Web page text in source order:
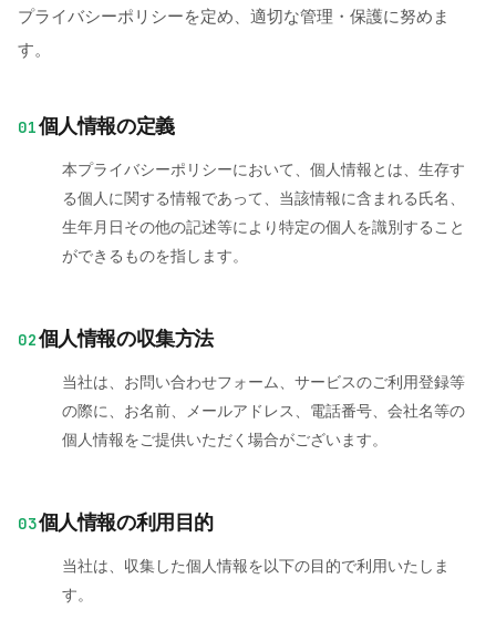
プライバシーポリシーを定め、適切な管理・保護に努めま
す。
01個人情報の定義
本プライバシーポリシーにおいて、個人情報とは、生存す
る個人に関する情報であって、当該情報に含まれる氏名、
生年月日その他の記述等により特定の個人を識別すること
ができるものを指します。
02個人情報の収集方法
当社は、お問い合わせフォーム、サービスのご利用登録等
の際に、お名前、メールアドレス、電話番号、会社名等の
個人情報をご提供いただく場合がございます。
03個人情報の利用目的
当社は、収集した個人情報を以下の目的で利用いたしま
す。